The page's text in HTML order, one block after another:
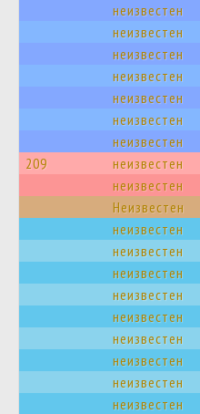
неизвестен
неизвестен
неизвестен
неизвестен
неизвестен
неизвестен
неизвестен
209 неизвестен
неизвестен
Неизвестен
неизвестен
неизвестен
неизвестен
неизвестен
неизвестен
неизвестен
неизвестен
неизвестен
неизвестен